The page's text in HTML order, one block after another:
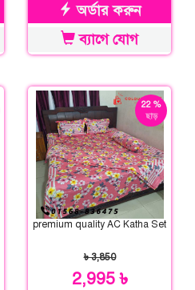
অর্ডার করুন
ব্যাগে যোগ
22 %
ছাড়
premium quality AC Katha Set
৳ 3,850
2,995 ৳